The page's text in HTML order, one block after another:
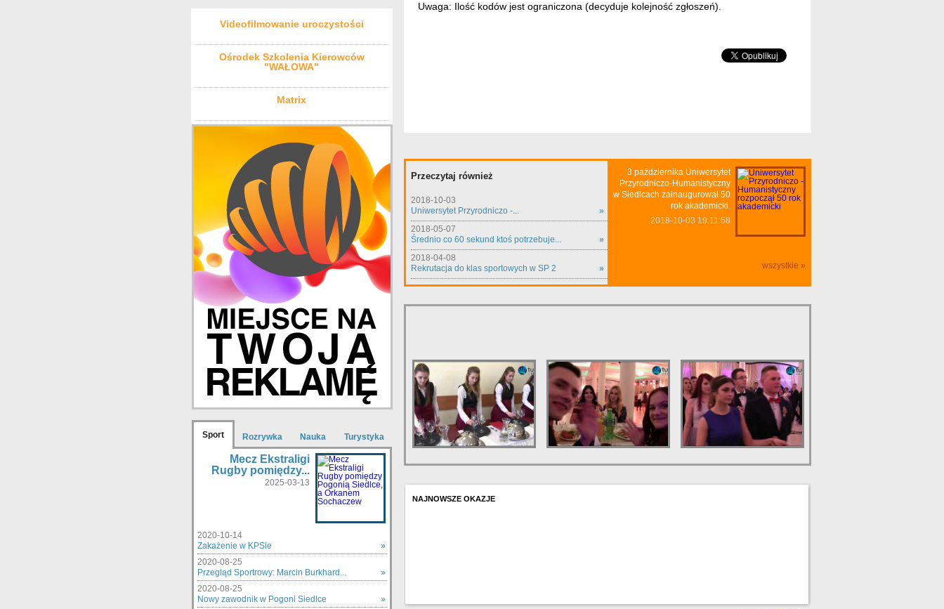
Videofilmowanie uroczystości
Ośrodek Szkolenia Kierowców
"WAŁOWA"
Matrix
Sport Rozrywka Nauka Turystyka
Mecz Ekstraligi
Rugby pomiędzy...
2025-03-13
2020-10-14
Zakażenie w KPSie
»
2020-08-25
Przegląd Sportrowy: Marcin Burkhard...
»
2020-08-25
Nowy zawodnik w Pogoni Siedlce
»
Uwaga: Ilość kodów jest ograniczona (decyduje kolejność zgłoszeń).
Przeczytaj również
2018-10-03
Uniwersytet Przyrodniczo -...
»
2018-05-07
Średnio co 60 sekund ktoś potrzebuje...
»
2018-04-08
Rekrutacja do klas sportowych w SP 2
»
3 października Uniwersytet
Przyrodniczo-Humanistyczny
w Siedlcach zainaugurował 50
rok akademicki.
2018-10-03 19:11:58
wszystkie »
NAJNOWSZE OKAZJE